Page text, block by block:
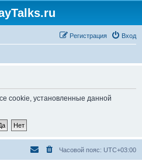
Вход
Регистрация
cookie, установленные данной
Часовой пояс: UTC+03:00